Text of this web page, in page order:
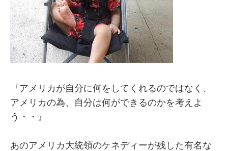
『アメリカが自分に何をしてくれるのではなく、
アメリカの為、自分は何ができるのかを考えよ
う・・』
あのアメリカ大統領のケネディーが残した有名な